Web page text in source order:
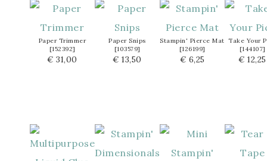
Paper Trimmer
[152392]
€ 31,00
Paper Snips
[103579]
€ 13,50
Stampin' Pierce Mat
[126199]
€ 6,25
Take Your
[144107]
€ 12,25